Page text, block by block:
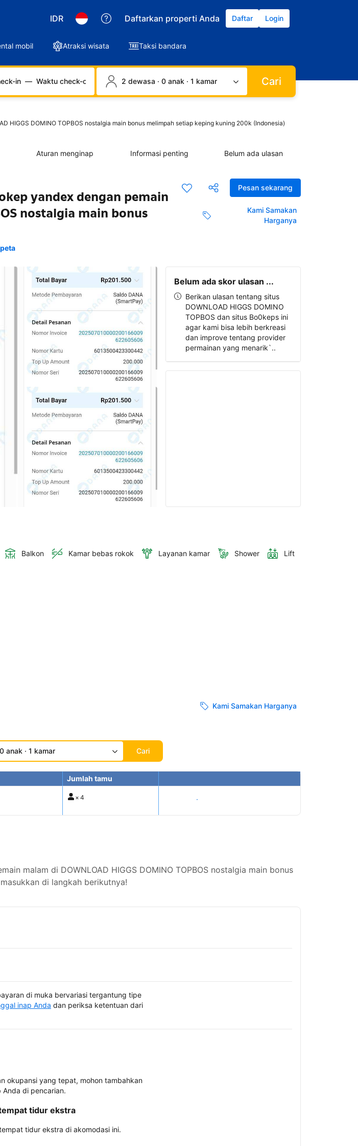
IDR Daftarkan properti Anda Daftar Login
mobil Atraksi wisata Taksi bandara
in — Waktu check-out 2 dewasa · 0 anak · 1 kamar Cari
HIGGS DOMINO TOPBOS nostalgia main bonus melimpah setiap keping kuning 200k (Indonesia)
Aturan menginap Informasi penting Belum ada ulasan
Pesan sekarang
Kami Samakan
Harganya
yandex dengan pemain
nostalgia main bonus
Belum ada skor ulasan ...
Berikan ulasan tentang situs
DOWNLOAD HIGGS DOMINO
TOPBOS dan situs Bo0keps ini
agar kami bisa lebih berkreasi
dan improve tentang provider
permainan yang menarik`..
Balkon Kamar bebas rokok Layanan kamar Shower Lift
Kami Samakan Harganya
anak · 1 kamar Cari
Jumlah tamu
× 4 Tampilkan harga
malam di DOWNLOAD HIGGS DOMINO TOPBOS nostalgia main bonus
di langkah berikutnya!
di muka bervariasi tergantung tipe
inap Anda dan periksa ketentuan dari
okupansi yang tepat, mohon tambahkan
Anda di pencarian.
tidur ekstra
tidur ekstra di akomodasi ini.